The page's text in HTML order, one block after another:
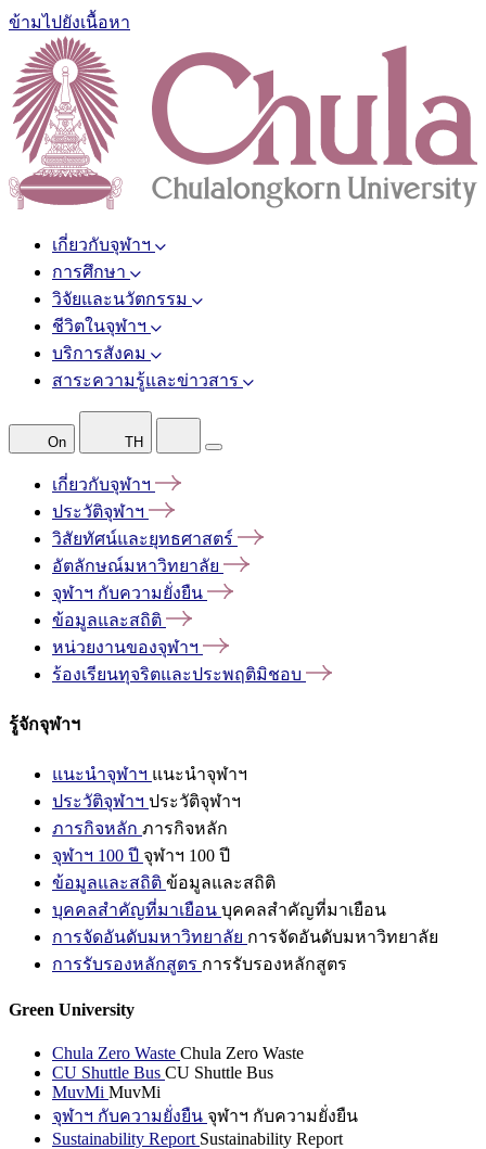
ข้ามไปยังเนื้อหา
เกี่ยวกับจุฬาฯ
การศึกษา
วิจัยและนวัตกรรม
ชีวิตในจุฬาฯ
บริการสังคม
สาระความรู้และข่าวสาร
On TH
เกี่ยวกับจุฬาฯ
ประวัติจุฬาฯ
วิสัยทัศน์และยุทธศาสตร์
อัตลักษณ์มหาวิทยาลัย
จุฬาฯ กับความยั่งยืน
ข้อมูลและสถิติ
หน่วยงานของจุฬาฯ
ร้องเรียนทุจริตและประพฤติมิชอบ
รู้จักจุฬาฯ
แนะนำจุฬาฯ แนะนำจุฬาฯ
ประวัติจุฬาฯ ประวัติจุฬาฯ
ภารกิจหลัก ภารกิจหลัก
จุฬาฯ 100 ปี จุฬาฯ 100 ปี
ข้อมูลและสถิติ ข้อมูลและสถิติ
บุคคลสำคัญที่มาเยือน บุคคลสำคัญที่มาเยือน
การจัดอันดับมหาวิทยาลัย การจัดอันดับมหาวิทยาลัย
การรับรองหลักสูตร การรับรองหลักสูตร
Green University
Chula Zero Waste Chula Zero Waste
CU Shuttle Bus CU Shuttle Bus
MuvMi MuvMi
จุฬาฯ กับความยั่งยืน จุฬาฯ กับความยั่งยืน
Sustainability Report Sustainability Report